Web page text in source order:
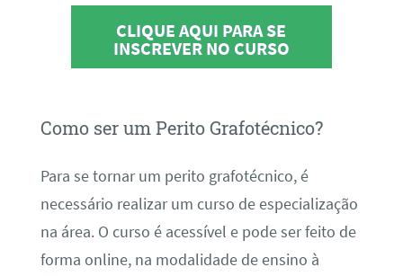
CLIQUE AQUI PARA SE
INSCREVER NO CURSO
Como ser um Perito Grafotécnico?
Para se tornar um perito grafotécnico, é
necessário realizar um curso de especialização
na área. O curso é acessível e pode ser feito de
forma online, na modalidade de ensino à